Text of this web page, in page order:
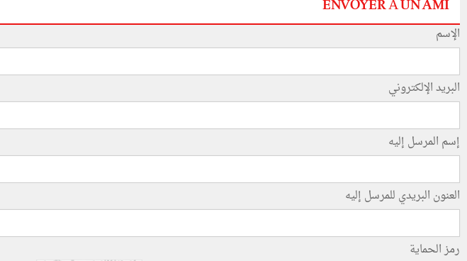
ENVOYER À UN AMI
الإسم
البريد الإلكتروني
إسم المرسل إليه
العنون البريدي للمرسل إليه
رمز الحماية